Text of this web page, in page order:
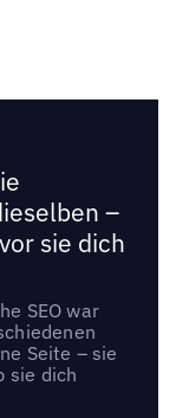
–
sie dich
SEO war
Seite – sie
sie dich